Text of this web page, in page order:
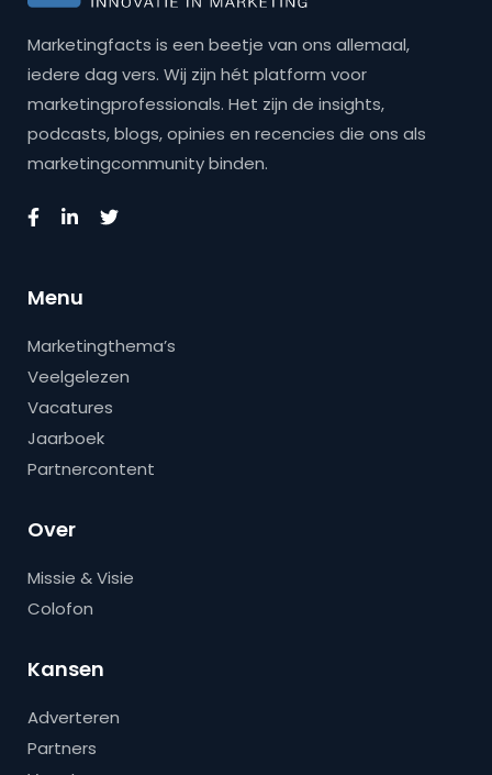
Marketingfacts is een beetje van ons allemaal,
iedere dag vers. Wij zijn hét platform voor
marketingprofessionals. Het zijn de insights,
podcasts, blogs, opinies en recencies die ons als
marketingcommunity binden.
Menu
Marketingthema’s
Veelgelezen
Vacatures
Jaarboek
Partnercontent
Over
Missie & Visie
Colofon
Kansen
Adverteren
Partners